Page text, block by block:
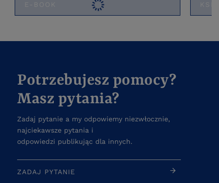
E-BOOK
Potrzebujesz pomocy?
Masz pytania?
Zadaj pytanie a my odpowiemy niezwłocznie,
najciekawsze pytania i
odpowiedzi publikując dla innych.
ZADAJ PYTANIE